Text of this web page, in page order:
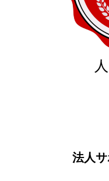
法人